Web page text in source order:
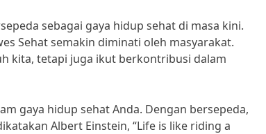
sebagai gaya hidup sehat di masa kini.
Sehat semakin diminati oleh masyarakat.
kita, tetapi juga ikut berkontribusi dalam
gaya hidup sehat Anda. Dengan bersepeda,
Albert Einstein, “Life is like riding a